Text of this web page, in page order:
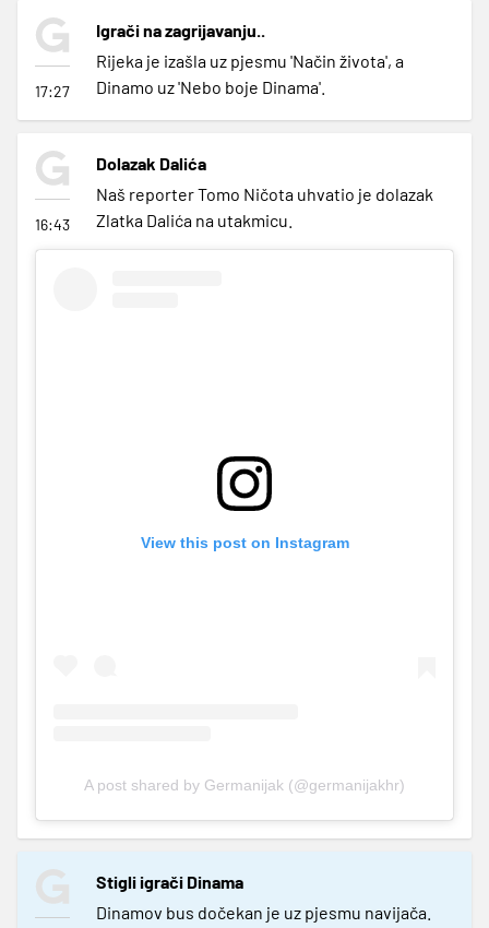
17:27
Igrači na zagrijavanju..
Rijeka je izašla uz pjesmu 'Način života', a
Dinamo uz 'Nebo boje Dinama'.
16:43
Dolazak Dalića
Naš reporter Tomo Ničota uhvatio je dolazak
Zlatka Dalića na utakmicu.
View this post on Instagram
A post shared by Germanijak (@germanijakhr)
Stigli igrači Dinama
Dinamov bus dočekan je uz pjesmu navijača.